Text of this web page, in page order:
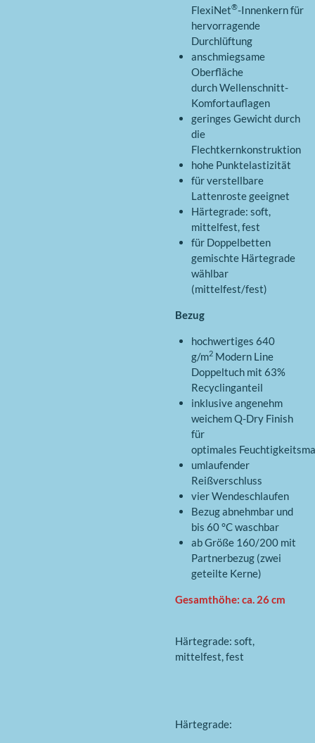
FlexiNet®-Innenkern für
hervorragende
Durchlüftung
anschmiegsame
Oberfläche
durch Wellenschnitt-
Komfortauflagen
geringes Gewicht durch
die
Flechtkernkonstruktion
hohe Punktelastizität
für verstellbare
Lattenroste geeignet
Härtegrade: soft,
mittelfest, fest
für Doppelbetten
gemischte Härtegrade
wählbar
(mittelfest/fest)
Bezug
hochwertiges 640
g/m2 Modern Line
Doppeltuch mit 63%
Recyclinganteil
inklusive angenehm
weichem Q-Dry Finish
für
optimales
umlaufender
Reißverschluss
vier Wendeschlaufen
Bezug abnehmbar und
bis 60 °C waschbar
ab Größe 160/200 mit
Partnerbezug (zwei
geteilte Kerne)
Gesamthöhe: ca. 26 cm
Härtegrade: soft,
mittelfest, fest
Härtegrade: